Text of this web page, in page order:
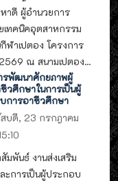
าดี ผู้อำนวยการ
เทคนิคอุตสาหกรรม
ฬาเปตอง โครงการ
ณ สนามเปตอง...
รพัฒนาศักยภาพผู้
ชีวศึกษาในการเป็นผู้
การอาชีวศึกษา
บดี, 23 กรกฎาคม
มพันธ์ งานส่งเสริม
ะการเป็นผู้ประกอบ